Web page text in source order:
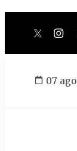
twitter
07